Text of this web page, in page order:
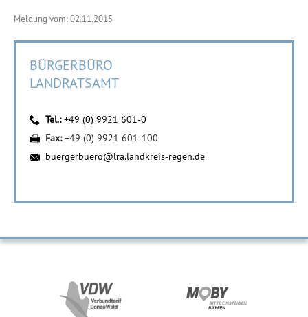
Meldung vom: 02.11.2015
BÜRGERBÜRO
LANDRATSAMT
Tel.:+49 (0) 9921 601-0
Fax:+49 (0) 9921 601-100
buergerbuero@lra.landkreis-regen.de